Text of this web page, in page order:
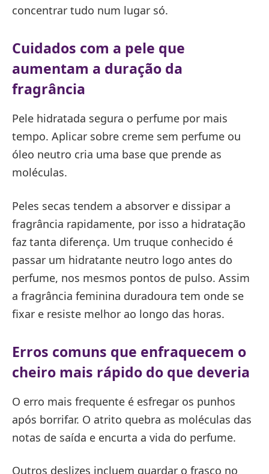
concentrar tudo num lugar só.
Cuidados com a pele que
aumentam a duração da
fragrância
Pele hidratada segura o perfume por mais
tempo. Aplicar sobre creme sem perfume ou
óleo neutro cria uma base que prende as
moléculas.
Peles secas tendem a absorver e dissipar a
fragrância rapidamente, por isso a hidratação
faz tanta diferença. Um truque conhecido é
passar um hidratante neutro logo antes do
perfume, nos mesmos pontos de pulso. Assim
a fragrância feminina duradoura tem onde se
fixar e resiste melhor ao longo das horas.
Erros comuns que enfraquecem o
cheiro mais rápido do que deveria
O erro mais frequente é esfregar os punhos
após borrifar. O atrito quebra as moléculas das
notas de saída e encurta a vida do perfume.
Outros deslizes incluem guardar o frasco no